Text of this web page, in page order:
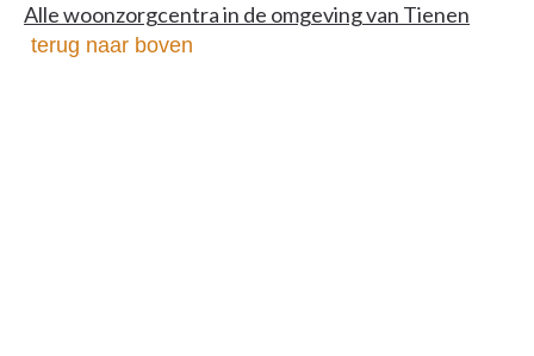
Alle woonzorgcentra in de omgeving van Tienen
terug naar boven